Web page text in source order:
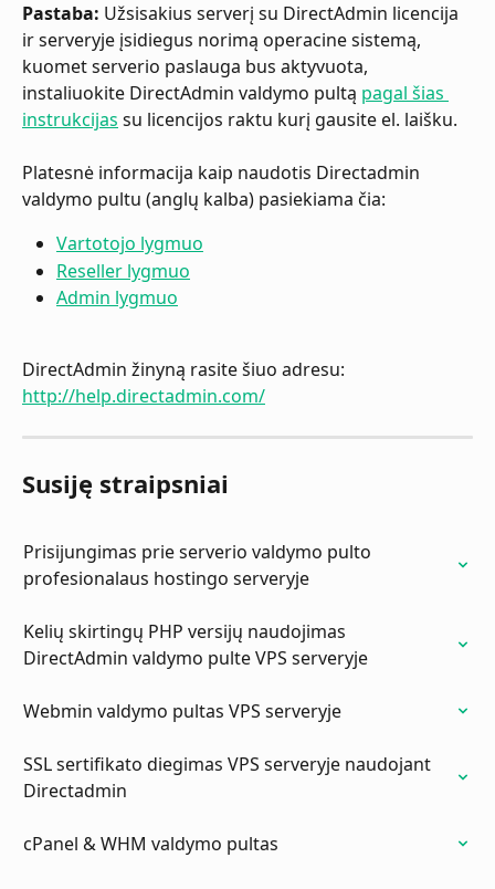
Pastaba: Užsisakius serverį su DirectAdmin licencija
ir serveryje įsidiegus norimą operacine sistemą,
kuomet serverio paslauga bus aktyvuota,
instaliuokite DirectAdmin valdymo pultą pagal šias
instrukcijas su licencijos raktu kurį gausite el. laišku.
Platesnė informacija kaip naudotis Directadmin
valdymo pultu (anglų kalba) pasiekiama čia:
Vartotojo lygmuo
Reseller lygmuo
Admin lygmuo
DirectAdmin žinyną rasite šiuo adresu:
http://help.directadmin.com/
Susiję straipsniai
Prisijungimas prie serverio valdymo pulto
profesionalaus hostingo serveryje
Kelių skirtingų PHP versijų naudojimas
DirectAdmin valdymo pulte VPS serveryje
Webmin valdymo pultas VPS serveryje
SSL sertifikato diegimas VPS serveryje naudojant
Directadmin
cPanel & WHM valdymo pultas